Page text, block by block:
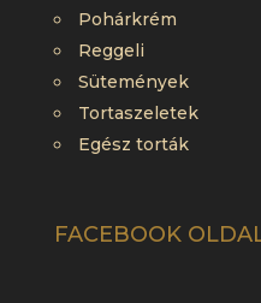
Pohárkrém
Reggeli
Sütemények
Tortaszeletek
Egész torták
FACEBOOK